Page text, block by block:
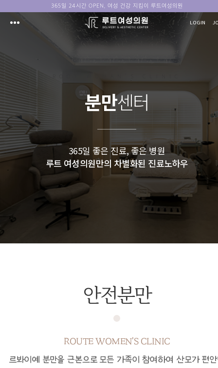
365일 24시간 OPEN, 여성 건강 지킴이 루트여성의원
LOGIN
분만센터
365일 좋은 진료, 좋은 병원
루트 여성의원만의 차별화된 진료노하우
안전분만
ROUTE WOMEN'S CLINIC
르봐이예 분만을 근본으로 모든 가족이 참여하여 산모가 편